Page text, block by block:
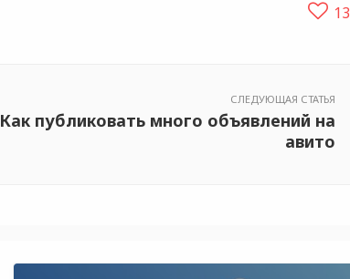
13
СЛЕДУЮЩАЯ СТАТЬЯ
Как публиковать много объявлений на
авито